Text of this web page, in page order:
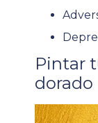
Pintar
dorado